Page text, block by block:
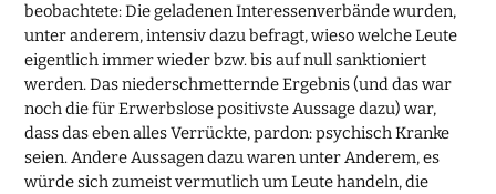
beobachtete: Die geladenen Interessenverbände wurden,
unter anderem, intensiv dazu befragt, wieso welche Leute
eigentlich immer wieder bzw. bis auf null sanktioniert
werden. Das niederschmetternde Ergebnis (und das war
noch die für Erwerbslose positivste Aussage dazu) war,
dass das eben alles Verrückte, pardon: psychisch Kranke
seien. Andere Aussagen dazu waren unter Anderem, es
würde sich zumeist vermutlich um Leute handeln, die